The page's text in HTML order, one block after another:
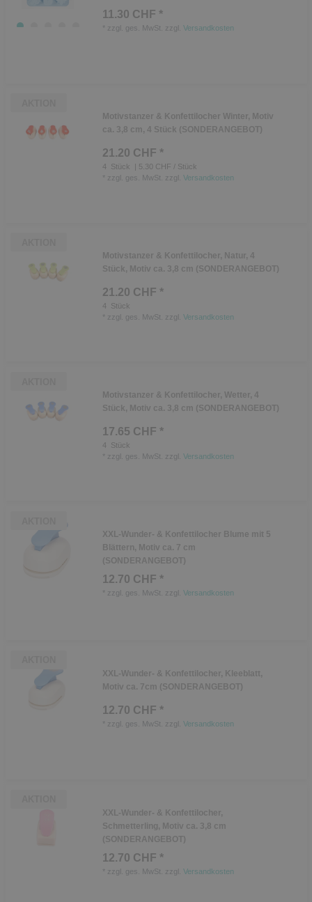
11.30 CHF *
zzgl. ges. MwSt. zzgl. Versandkosten
Motivstanzer & Konfettilocher Winter, Motiv
ca. 3,8 cm, 4 Stück (SONDERANGEBOT)
21.20 CHF *
4 Stück
| 5.30 CHF / Stück
zzgl. ges. MwSt. zzgl. Versandkosten
Motivstanzer & Konfettilocher, Natur, 4
Stück, Motiv ca. 3,8 cm (SONDERANGEBOT)
21.20 CHF *
4
Stück
zzgl. ges. MwSt. zzgl. Versandkosten
Motivstanzer & Konfettilocher, Wetter, 4
Stück, Motiv ca. 3,8 cm (SONDERANGEBOT)
17.65 CHF *
4
Stück
zzgl. ges. MwSt. zzgl. Versandkosten
XXL-Wunder- & Konfettilocher Blume mit 5
Blättern, Motiv ca. 7 cm
(SONDERANGEBOT)
12.70 CHF *
zzgl. ges. MwSt. zzgl. Versandkosten
XXL-Wunder- & Konfettilocher, Kleeblatt,
Motiv ca. 7cm (SONDERANGEBOT)
12.70 CHF *
zzgl. ges. MwSt. zzgl. Versandkosten
XXL-Wunder- & Konfettilocher,
Schmetterling, Motiv ca. 3,8 cm
(SONDERANGEBOT)
12.70 CHF *
zzgl. ges. MwSt. zzgl. Versandkosten